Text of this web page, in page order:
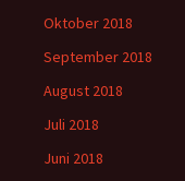
Oktober 2018
September 2018
August 2018
Juli 2018
Juni 2018